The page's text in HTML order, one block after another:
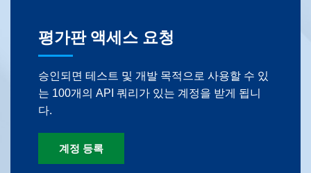
평가판 액세스 요청
승인되면 테스트 및 개발 목적으로 사용할 수 있
는 100개의 API 쿼리가 있는 계정을 받게 됩니
다.
계정 등록